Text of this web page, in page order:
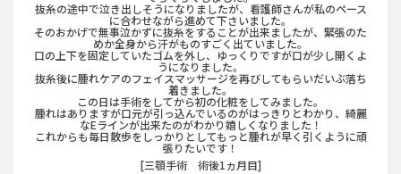
抜糸の途中で泣き出しそうになりましたが、看護師さんが私のペース
に合わせながら進めて下さいました。
そのおかげで無事泣かずに抜糸をすることが出来ましたが、緊張のた
めか全身から汗がものすごく出ていました。
口の上下を固定していたゴムを外し、ゆっくりですが口が少し開くよ
うになりました。
抜糸後に腫れケアのフェイスマッサージを再びしてもらいだいぶ落ち
着きました。
この日は手術をしてから初の化粧をしてみました。
腫れはありますが口元が引っ込んでいるのがはっきりとわかり、綺麗
なEラインが出来たのがわかり嬉しくなりました！
これからも毎日散歩をしっかりとしてもっと腫れが早く引くように頑
張りたいです！
[三顎手術 術後1ヵ月目]